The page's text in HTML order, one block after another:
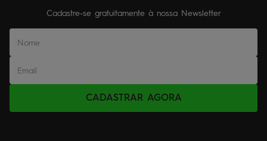
Cadastre-se gratuitamente à nossa Newsletter
CADASTRAR AGORA